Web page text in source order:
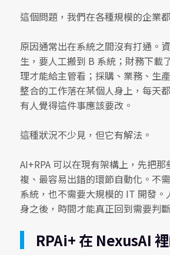
這個問題，我們在各種規模的企業
原因通常出在系統之間沒有打通。
生，要人工搬到 B 系統；財務下載
理才能給主管看；採購、業務、生
整合的工作落在某個人身上，每天
有人覺得這件事應該要改。
這種狀況不少見，但它有解法。
AI+RPA 可以在現有架構上，先把
複、最容易出錯的環節自動化。不
系統，也不需要大規模的 IT 開發。
身之後，時間才能真正回到需要判
RPAi+ 在 NexusAI